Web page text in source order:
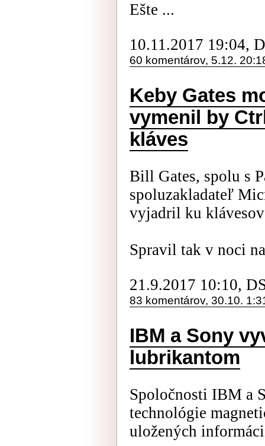
Ešte ...
10.11.2017 19:04,
60 komentárov, 5.12.
Keby Gates
vymenil by
kláves
Bill Gates, spolu s
spoluzakladateľ
vyjadril ku
Spravil tak v noci
21.9.2017 10:10,
83 komentárov, 30.10.
IBM a Sony
lubrikantom
Spoločnosti IBM a
technológie
uložených